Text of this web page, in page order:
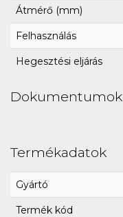
Átmérő (mm)
Felhasználás
Hegesztési eljárás
Dokumentumok
Termékadatok
Gyártó
Termék kód